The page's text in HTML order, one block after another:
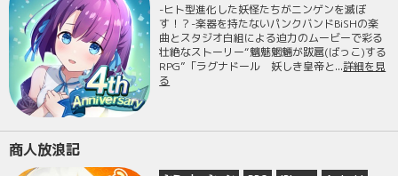
-ヒト型進化した妖怪たちがニンゲンを滅ぼ
す！？-楽器を持たないパンクバンドBiSHの楽
曲とスタジオ白組による迫力のムービーで彩る
壮絶なストーリー“魑魅魍魎が跋扈(ばっこ)する
RPG”「ラグナドール 妖しき皇帝と...詳細を見
る
商人放浪記